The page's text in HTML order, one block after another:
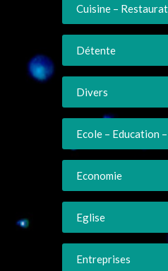
Cuisine –
Détente
Divers
Ecole – Education
Economie
Eglise
Entreprises